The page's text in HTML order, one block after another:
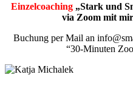
Einzelcoaching„Stark und
via Zoom mit
Buchung per Mail an
“30-Minuten